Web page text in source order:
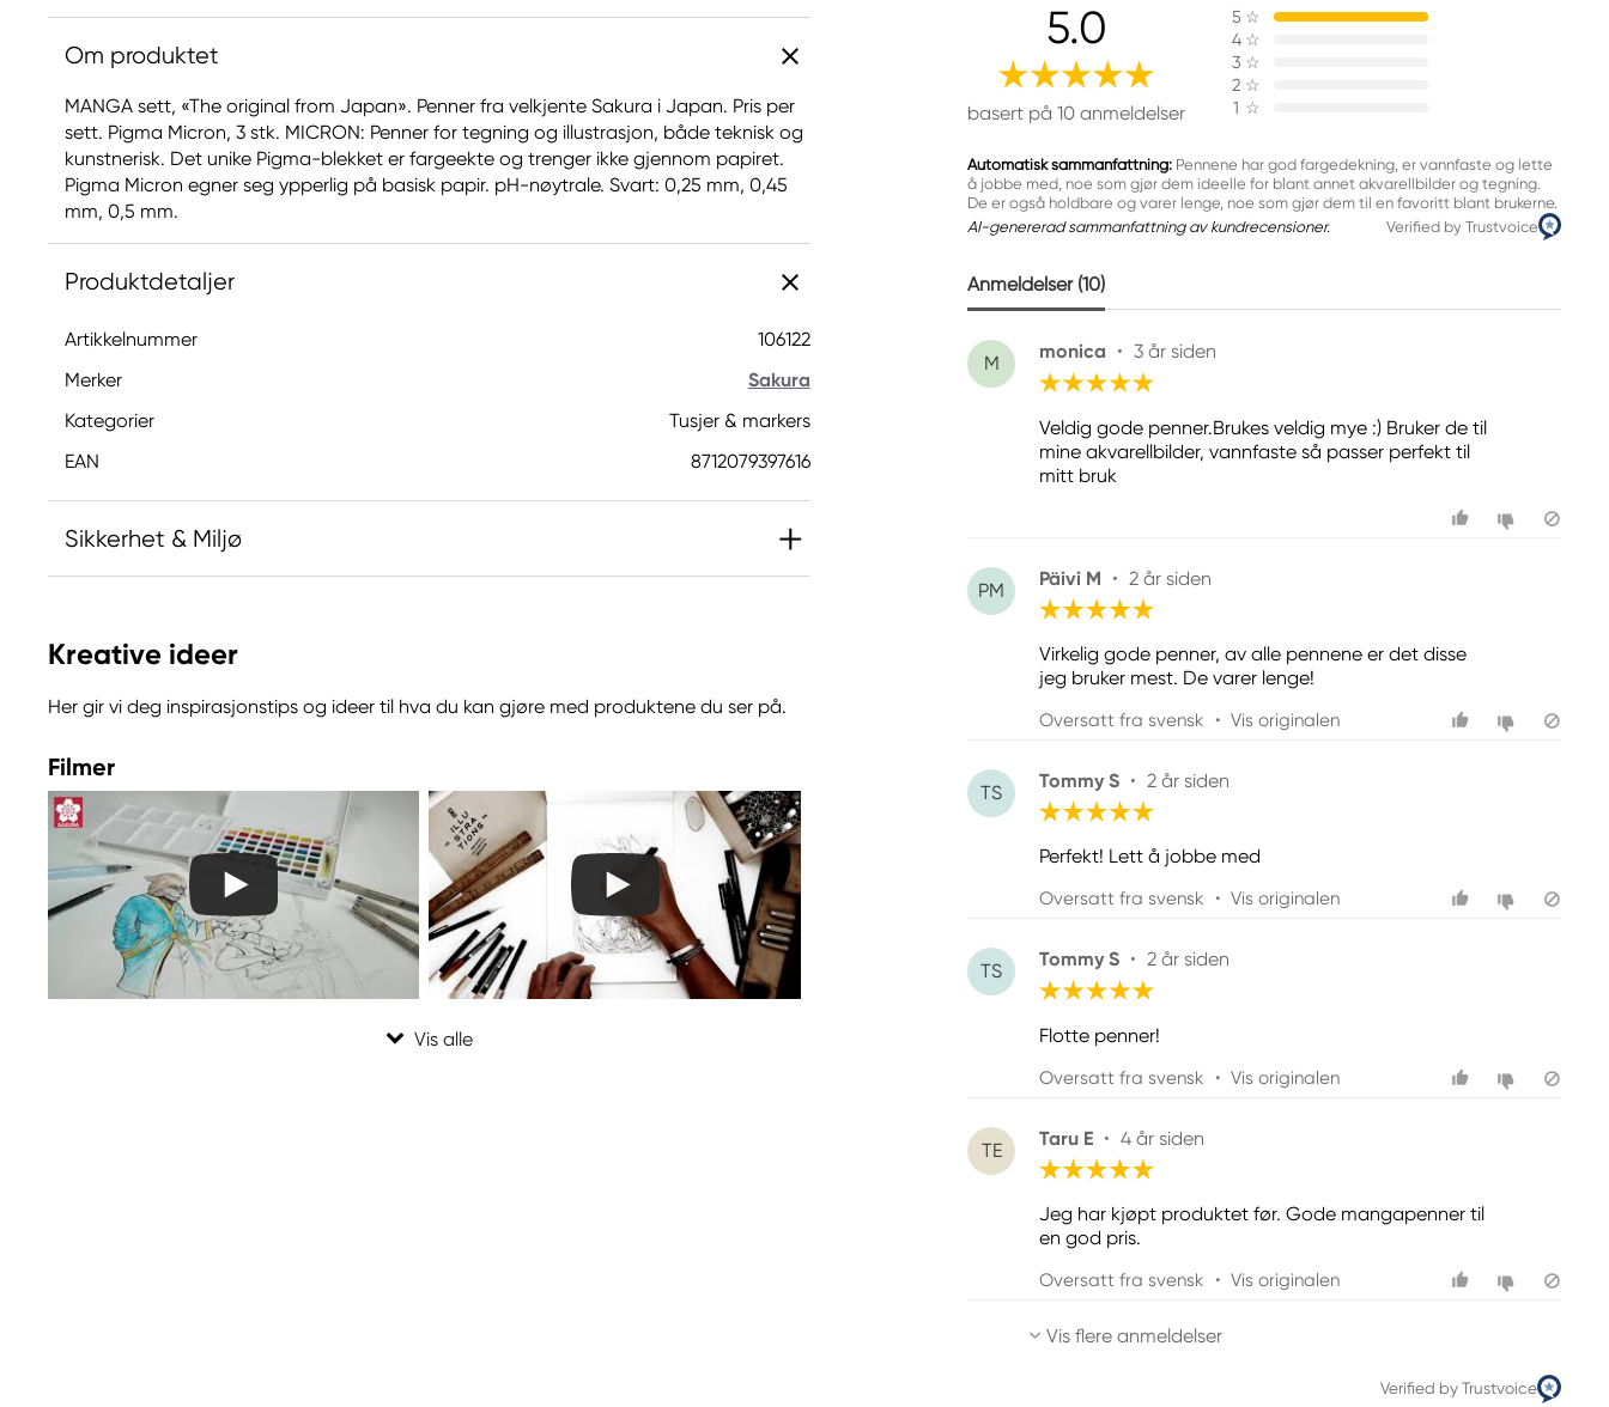
Om produktet
MANGA sett, «The original from Japan». Penner fra velkjente Sakura i Japan. Pris per
sett. Pigma Micron, 3 stk. MICRON: Penner for tegning og illustrasjon, både teknisk og
kunstnerisk. Det unike Pigma-blekket er fargeekte og trenger ikke gjennom papiret.
Pigma Micron egner seg ypperlig på basisk papir. pH-nøytrale. Svart: 0,25 mm, 0,45
mm, 0,5 mm.
Produktdetaljer
Artikkelnummer
106122
Merker
Sakura
Kategorier
Tusjer & markers
EAN
8712079397616
Sikkerhet & Miljø
Sakura
Sophialaan 46
info@royaltalens.com
+31 (0)55 527 4700
5.0
basert på 10 anmeldelser
5 ☆
4 ☆
3 ☆
2 ☆
1 ☆
Automatisk sammanfattning: Pennene har god fargedekning, er vannfaste og lette
å jobbe med, noe som gjør dem ideelle for blant annet akvarellbilder og tegning.
De er også holdbare og varer lenge, noe som gjør dem til en favoritt blant brukerne.
AI-genererad sammanfattning av kundrecensioner.
Verified by Trustvoice
Anmeldelser (10)
M
monica • 3 år siden
Veldig gode penner.Brukes veldig mye :) Bruker de til
mine akvarellbilder, vannfaste så passer perfekt til
mitt bruk
PM
Päivi M • 2 år siden
Virkelig gode penner, av alle pennene er det disse
jeg bruker mest. De varer lenge!
Oversatt fra svensk • Vis originalen
TS
Tommy S • 2 år siden
Perfekt! Lett å jobbe med
Oversatt fra svensk • Vis originalen
TS
Tommy S • 2 år siden
Flotte penner!
Oversatt fra svensk • Vis originalen
TE
Taru E • 4 år siden
Jeg har kjøpt produktet før. Gode mangapenner til
en god pris.
Oversatt fra svensk • Vis originalen
Vis flere anmeldelser
Verified by Trustvoice
Kreative ideer
Her gir vi deg inspirasjonstips og ideer til hva du kan gjøre med produktene du ser på.
Filmer